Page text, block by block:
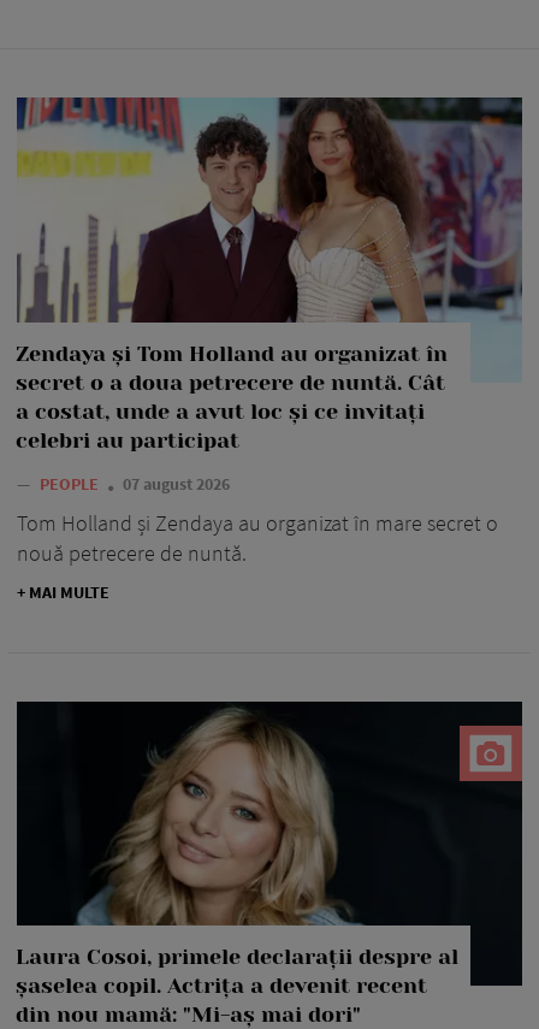
Zendaya și Tom Holland au organizat în
secret o a doua petrecere de nuntă. Cât
a costat, unde a avut loc și ce invitați
celebri au participat
— PEOPLE 07 august 2026
Tom Holland și Zendaya au organizat în mare secret o
nouă petrecere de nuntă.
+ MAI MULTE
Laura Cosoi, primele declarații despre al
șaselea copil. Actrița a devenit recent
din nou mamă: "Mi-aș mai dori"